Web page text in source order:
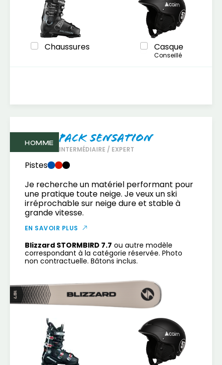
Chaussures Casque
Conseillé
HOMME Pack Sensation
INTERMÉDIAIRE / EXPERT
Pistes
Je recherche un matériel performant pour
une pratique toute neige. Je veux un ski
irréprochable sur neige dure et stable à
grande vitesse.
EN SAVOIR PLUS
Blizzard STORMBIRD 7.7 ou autre modèle
correspondant à la catégorie réservée. Photo
non contractuelle. Bâtons inclus.